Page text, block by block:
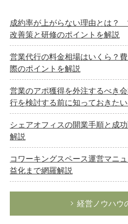
経営の知恵
総務の給湯室
秘書のノウハウ
成約率が上がらない理由とは？
改善策と研修のポイントを解説
営業代行の料金相場はいくら？
際のポイントを解説
営業のアポ獲得を外注するべき
行を検討する前に知っておきた
シェアオフィスの開業手順と成
解説
コワーキングスペース運営マニ
益化まで網羅解説
経営ノウハウ